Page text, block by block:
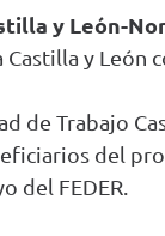
y León-
y León
de Trabajo
del
del FEDER.